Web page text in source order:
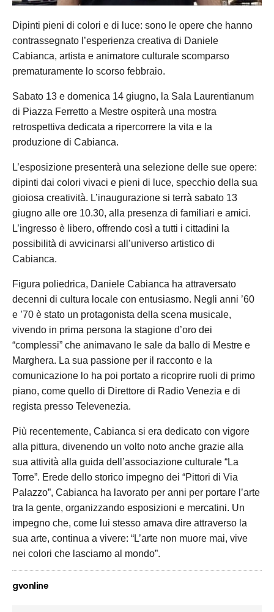
Dipinti pieni di colori e di luce: sono le opere che hanno
contrassegnato l’esperienza creativa di Daniele
Cabianca, artista e animatore culturale scomparso
prematuramente lo scorso febbraio.
Sabato 13 e domenica 14 giugno, la Sala Laurentianum
di Piazza Ferretto a Mestre ospiterà una mostra
retrospettiva dedicata a ripercorrere la vita e la
produzione di Cabianca.
L’esposizione presenterà una selezione delle sue opere:
dipinti dai colori vivaci e pieni di luce, specchio della sua
gioiosa creatività. L’inaugurazione si terrà sabato 13
giugno alle ore 10.30, alla presenza di familiari e amici.
L’ingresso è libero, offrendo così a tutti i cittadini la
possibilità di avvicinarsi all’universo artistico di
Cabianca.
Figura poliedrica, Daniele Cabianca ha attraversato
decenni di cultura locale con entusiasmo. Negli anni ’60
e ’70 è stato un protagonista della scena musicale,
vivendo in prima persona la stagione d’oro dei
“complessi” che animavano le sale da ballo di Mestre e
Marghera. La sua passione per il racconto e la
comunicazione lo ha poi portato a ricoprire ruoli di primo
piano, come quello di Direttore di Radio Venezia e di
regista presso Televenezia.
Più recentemente, Cabianca si era dedicato con vigore
alla pittura, divenendo un volto noto anche grazie alla
sua attività alla guida dell’associazione culturale “La
Torre”. Erede dello storico impegno dei “Pittori di Via
Palazzo”, Cabianca ha lavorato per anni per portare l’arte
tra la gente, organizzando esposizioni e mercatini. Un
impegno che, come lui stesso amava dire attraverso la
sua arte, continua a vivere: “L’arte non muore mai, vive
nei colori che lasciamo al mondo”.
gvonline